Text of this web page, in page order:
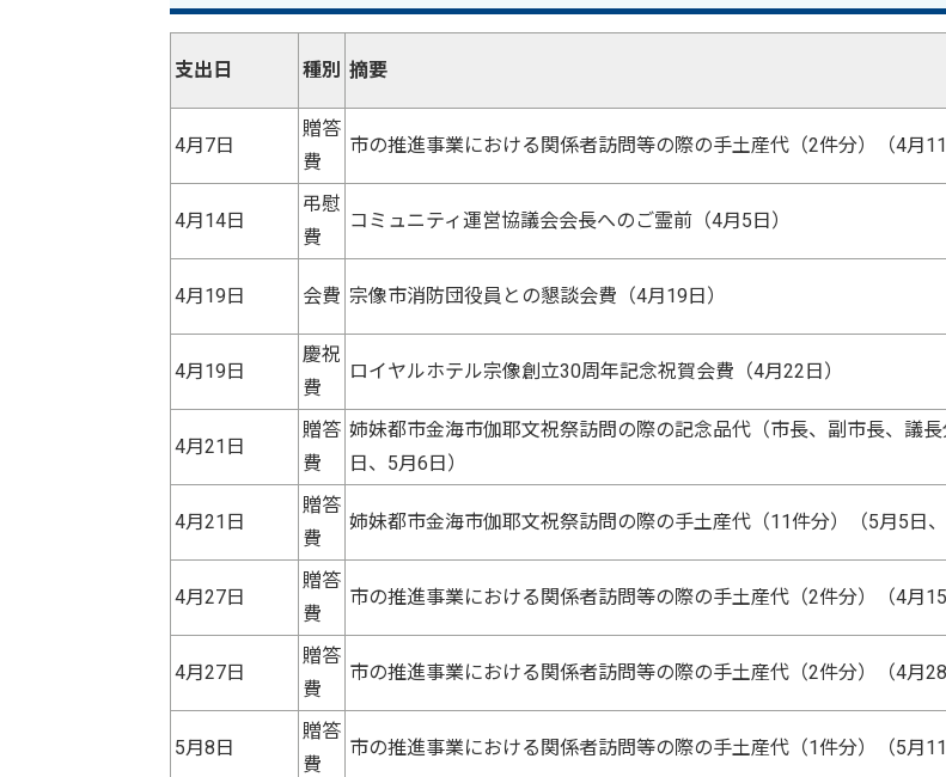
支出日 種別 摘要
4月7日
贈答
費
市の推進事業における関係者訪問等の際の手土産代（2件分）（4月11
4月14日
弔慰
費
コミュニティ運営協議会会長へのご霊前（4月5日）
4月19日 会費 宗像市消防団役員との懇談会費（4月19日）
4月19日
慶祝
費
ロイヤルホテル宗像創立30周年記念祝賀会費（4月22日）
4月21日
贈答
費
姉妹都市金海市伽耶文祝祭訪問の際の記念品代（市長、副市長、議
日、5月6日）
4月21日
贈答
費
姉妹都市金海市伽耶文祝祭訪問の際の手土産代（11件分）（5月5日、
4月27日
贈答
費
市の推進事業における関係者訪問等の際の手土産代（2件分）（4月15
4月27日
贈答
費
市の推進事業における関係者訪問等の際の手土産代（2件分）（4月28
5月8日
贈答
費
市の推進事業における関係者訪問等の際の手土産代（1件分）（5月11